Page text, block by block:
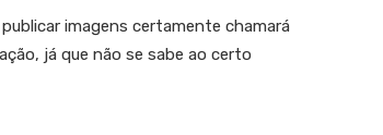
imagens certamente chamará
já que não se sabe ao certo